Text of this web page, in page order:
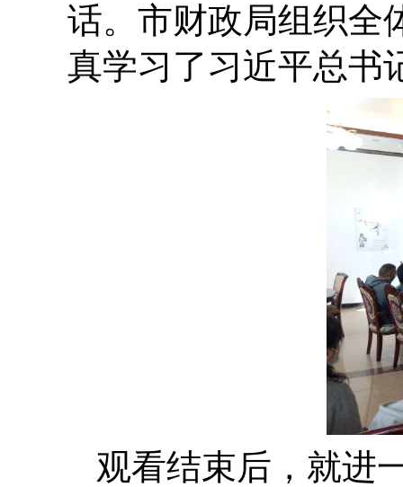
话。市财政局组织全
真学习了习近平总书
观看结束后，就进